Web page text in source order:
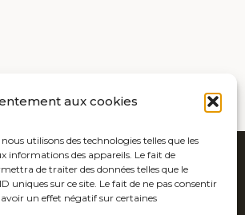
aux cookies
utilisons des technologies telles que les
informations des appareils. Le fait de
de traiter des données telles que le
uniques sur ce site. Le fait de ne pas consentir
un effet négatif sur certaines